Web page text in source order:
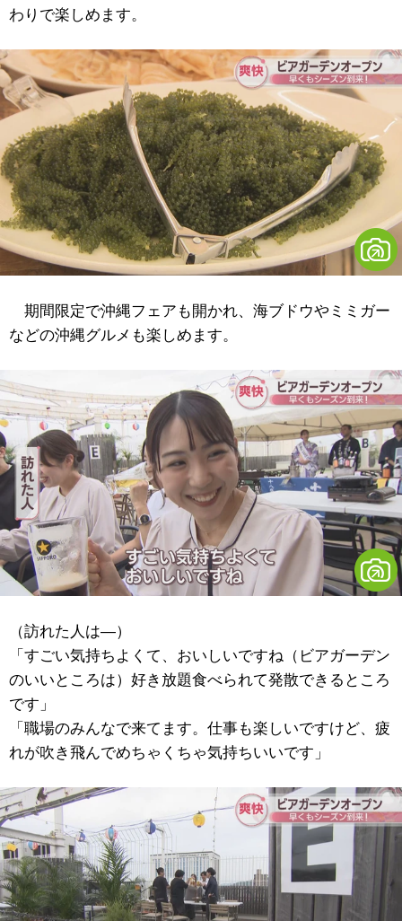
わりで楽しめます。
期間限定で沖縄フェアも開かれ、海ブドウやミミガー
などの沖縄グルメも楽しめます。
（訪れた人は―）
「すごい気持ちよくて、おいしいですね（ビアガーデン
のいいところは）好き放題食べられて発散できるところ
です」
「職場のみんなで来てます。仕事も楽しいですけど、疲
れが吹き飛んでめちゃくちゃ気持ちいいです」